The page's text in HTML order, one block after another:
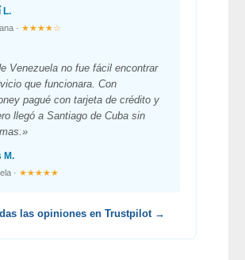
L.
· ★★★★☆
Venezuela no fue fácil encontrar
que funcionara. Con
pagué con tarjeta de crédito y
llegó a Santiago de Cuba sin
M.
· ★★★★★
las opiniones en Trustpilot →